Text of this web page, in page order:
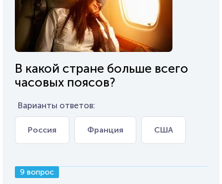
В какой стране больше всего
часовых поясов?
Варианты ответов:
Россия Франция США
9 вопрос